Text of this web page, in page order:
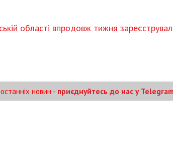
області впродовж тижня
новин - приєднуйтесь до нас у Telegram